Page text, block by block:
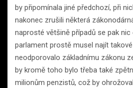
by připomínala jiné předchozí, při
nakonec zrušili některá
naprosté většině případů se pak
parlament prostě musel najít
neodporovalo základnímu zákonu
by kromě toho bylo třeba také
milionům penzistů, což by